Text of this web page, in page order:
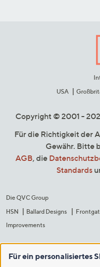
USA
Copyright © 2001 -
Für die Richtigkeit der
Gewähr. Bitte
AGB, die
Standards
Die QVC Group
HSN
Ballard Designs
Improvements
Für ein personalisiertes